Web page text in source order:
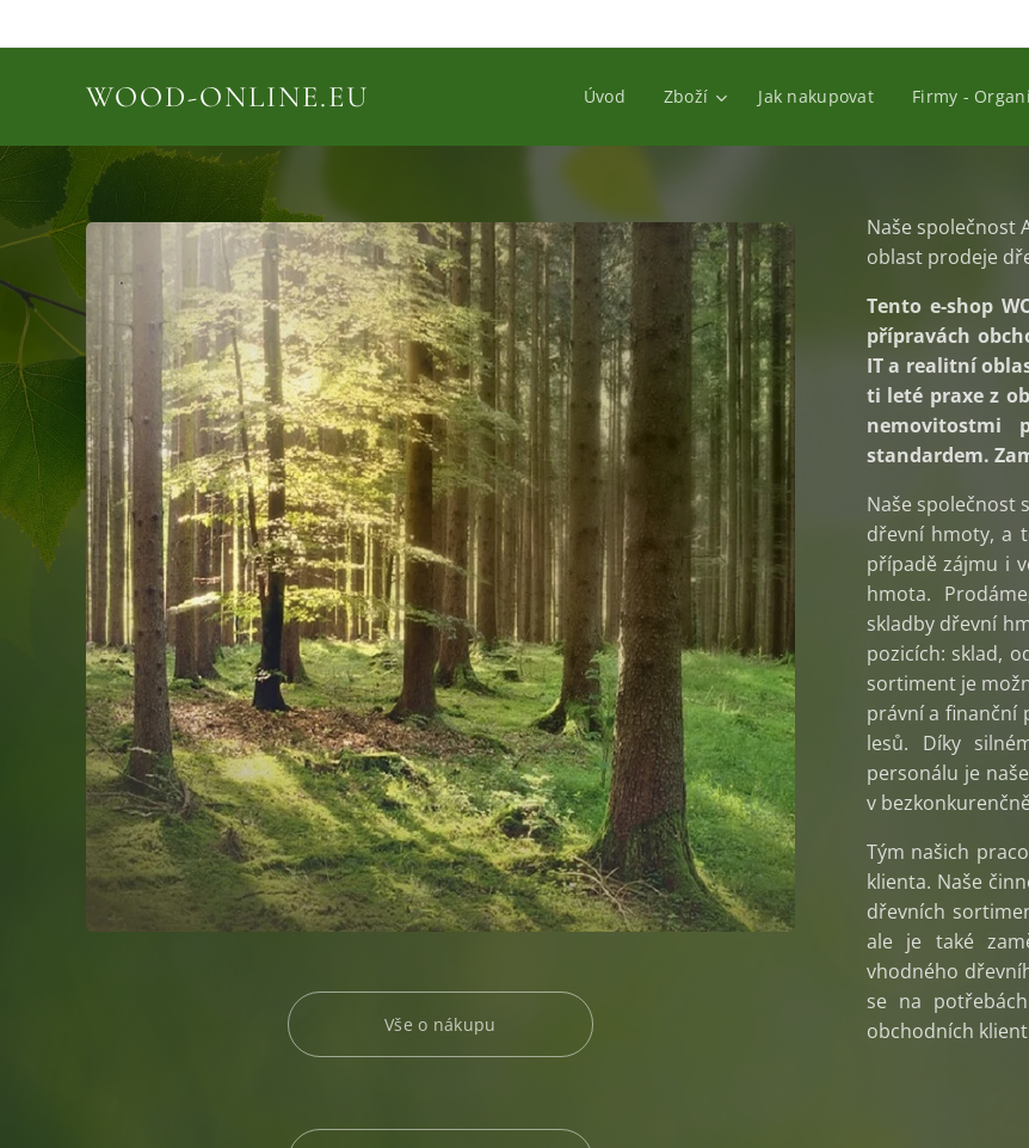
WOOD-ONLINE.EU Úvod Zboží Jak nakupovat Firmy -
Vše o nákupu
Naše společnost
oblast prodeje
Tento e-shop
přípravách
IT a realitní
ti leté praxe z
nemovitostmi
standardem.
Naše společnost
dřevní hmoty, a
případě zájmu i
hmota.
skladby dřevní
pozicích: sklad,
sortiment je
právní a finanční
lesů. Díky
personálu je
v
Tým našich
klienta. Naše
dřevních
ale je také
vhodného
se na
obchodních